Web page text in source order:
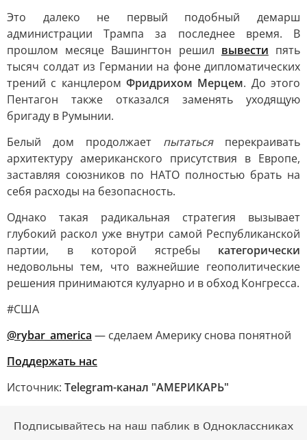
Это далеко не первый подобный демарш
администрации Трампа за последнее время. В
прошлом месяце Вашингтон решил вывести пять
тысяч солдат из Германии на фоне дипломатических
трений с канцлером Фридрихом Мерцем. До этого
Пентагон также отказался заменять уходящую
бригаду в Румынии.
Белый дом продолжает пытатьсяперекраивать
архитектуру американского присутствия в Европе,
заставляя союзников по НАТО полностью брать на
себя расходы на безопасность.
Однако такая радикальная стратегия вызывает
глубокий раскол уже внутри самой Республиканской
партии, в которой ястребы категорически
недовольны тем, что важнейшие геополитические
решения принимаются кулуарно и в обход Конгресса.
#США
@rybar_america — сделаем Америку снова понятной
Поддержать нас
Источник: Telegram-канал "АМЕРИКАРЬ"
Подписывайтесь на наш паблик в Одноклассниках